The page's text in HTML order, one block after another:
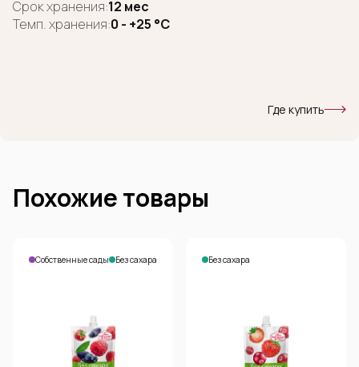
Срок хранения:12 мес
Темп. хранения:0 - +25 °C
Где купить
Похожие товары
Собственные сады Без сахара Без сахара